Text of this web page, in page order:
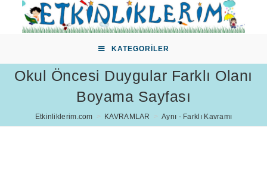
KATEGORILER
Okul Öncesi Duygular Farklı Olanı
Boyama Sayfası
Etkinliklerim.com > KAVRAMLAR > Aynı - Farklı Kavramı